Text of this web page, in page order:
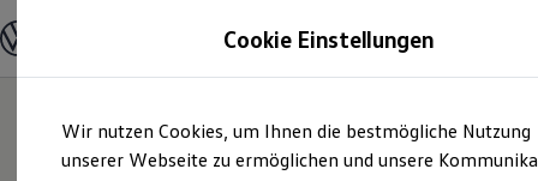
Hauptinhalt
springen
Footer
springen
Modelle und Konfigurator
Modelle vergleichen
Elektroautos
ENERGY Sondermodelle
Cookie Einstellungen
Wir nutzen Cookies, um Ihnen die bestmögliche Nutzung
unserer Webseite zu ermöglichen und unsere